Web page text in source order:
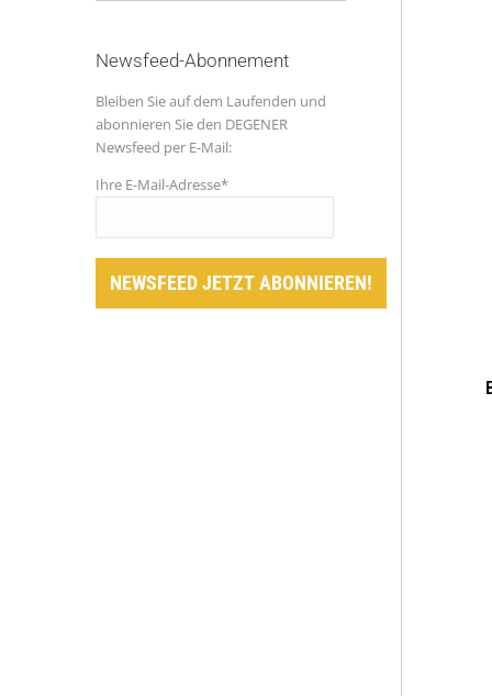
Newsfeed-Abonnement
Bleiben Sie auf dem Laufenden und
abonnieren Sie den DEGENER
Newsfeed per E-Mail:
Ihre E-Mail-Adresse*